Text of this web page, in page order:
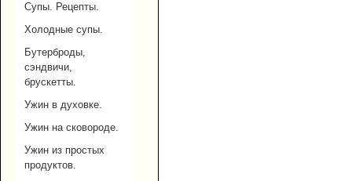
Супы. Рецепты.
Холодные супы.
Бутерброды,
сэндвичи,
брускетты.
Ужин в духовке.
Ужин на сковороде.
Ужин из простых
продуктов.